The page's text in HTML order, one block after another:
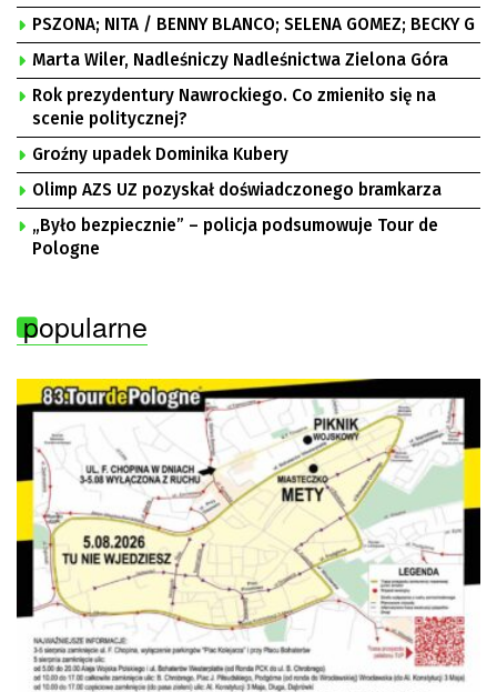
PSZONA; NITA / BENNY BLANCO; SELENA GOMEZ; BECKY G
Marta Wiler, Nadleśniczy Nadleśnictwa Zielona Góra
Rok prezydentury Nawrockiego. Co zmieniło się na
scenie politycznej?
Groźny upadek Dominika Kubery
Olimp AZS UZ pozyskał doświadczonego bramkarza
„Było bezpiecznie” – policja podsumowuje Tour de
Pologne
popularne